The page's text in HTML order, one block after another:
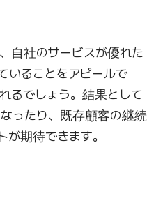
自社のサービスが優れた
いることをアピールで
るでしょう。結果として
ったり、既存顧客の継続
期待できます。